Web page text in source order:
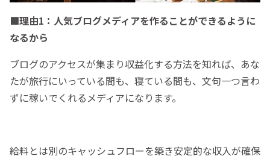
■理由1：人気ブログメディアを作ることができるように
なるから
ブログのアクセスが集まり収益化する方法を知れば、あな
たが旅行にいっている間も、寝ている間も、文句一つ言わ
ずに稼いでくれるメディアになります。
給料とは別のキャッシュフローを築き安定的な収入が確保